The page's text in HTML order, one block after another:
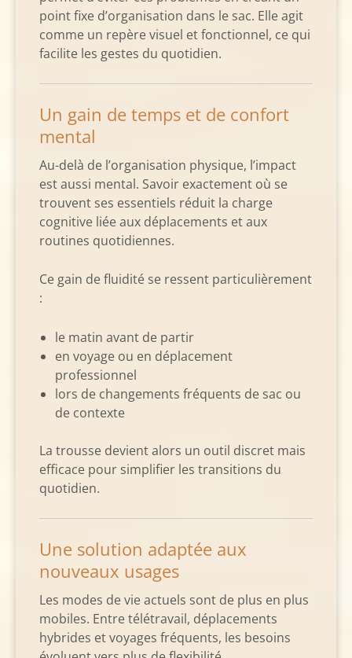
point fixe d’organisation dans le sac. Elle agit
comme un repère visuel et fonctionnel, ce qui
facilite les gestes du quotidien.
Un gain de temps et de confort
mental
Au-delà de l’organisation physique, l’impact
est aussi mental. Savoir exactement où se
trouvent ses essentiels réduit la charge
cognitive liée aux déplacements et aux
routines quotidiennes.
Ce gain de fluidité se ressent particulièrement
:
le matin avant de partir
en voyage ou en déplacement
professionnel
lors de changements fréquents de sac ou
de contexte
La trousse devient alors un outil discret mais
efficace pour simplifier les transitions du
quotidien.
Une solution adaptée aux
nouveaux usages
Les modes de vie actuels sont de plus en plus
mobiles. Entre télétravail, déplacements
hybrides et voyages fréquents, les besoins